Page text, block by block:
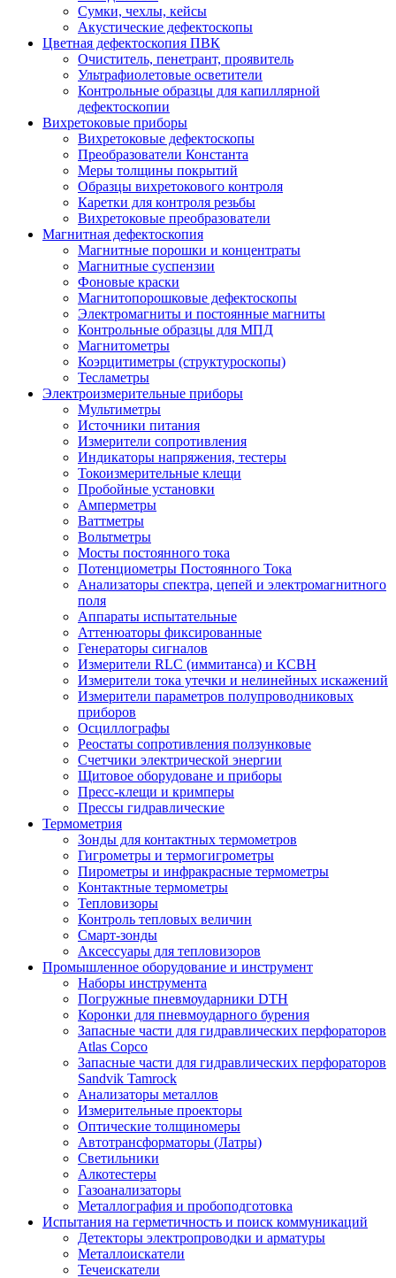
Сумки, чехлы, кейсы
Акустические дефектоскопы
Цветная дефектоскопия ПВК
Очиститель, пенетрант, проявитель
Ультрафиолетовые осветители
Контрольные образцы для капиллярной
дефектоскопии
Вихретоковые приборы
Вихретоковые дефектоскопы
Преобразователи Константа
Меры толщины покрытий
Образцы вихретокового контроля
Каретки для контроля резьбы
Вихретоковые преобразователи
Магнитная дефектоскопия
Магнитные порошки и концентраты
Магнитные суспензии
Фоновые краски
Магнитопорошковые дефектоскопы
Электромагниты и постоянные магниты
Контрольные образцы для МПД
Магнитометры
Коэрцитиметры (структуроскопы)
Тесламетры
Электроизмерительные приборы
Мультиметры
Источники питания
Измерители сопротивления
Индикаторы напряжения, тестеры
Токоизмерительные клещи
Пробойные установки
Амперметры
Ваттметры
Вольтметры
Мосты постоянного тока
Потенциометры Постоянного Тока
Анализаторы спектра, цепей и электромагнитного
поля
Аппараты испытательные
Аттенюаторы фиксированные
Генераторы сигналов
Измерители RLC (иммитанса) и КСВН
Измерители тока утечки и нелинейных искажений
Измерители параметров полупроводниковых
приборов
Осциллографы
Реостаты сопротивления ползунковые
Счетчики электрической энергии
Щитовое оборудоване и приборы
Пресс-клещи и кримперы
Прессы гидравлические
Термометрия
Зонды для контактных термометров
Гигрометры и термогигрометры
Пирометры и инфракрасные термометры
Контактные термометры
Тепловизоры
Контроль тепловых величин
Смарт-зонды
Аксессуары для тепловизоров
Промышленное оборудование и инструмент
Наборы инструмента
Погружные пневмоударники DTH
Коронки для пневмоударного бурения
Запасные части для гидравлических перфораторов
Atlas Copco
Запасные части для гидравлических перфораторов
Sandvik Tamrock
Анализаторы металлов
Измерительные проекторы
Оптические толщиномеры
Автотрансформаторы (Латры)
Светильники
Алкотестеры
Газоанализаторы
Металлография и пробоподготовка
Испытания на герметичность и поиск коммуникаций
Детекторы электропроводки и арматуры
Металлоискатели
Течеискатели